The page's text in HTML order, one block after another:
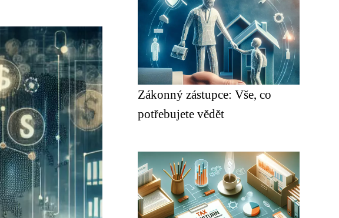
Zákonný zástupce: Vše, co
potřebujete vědět